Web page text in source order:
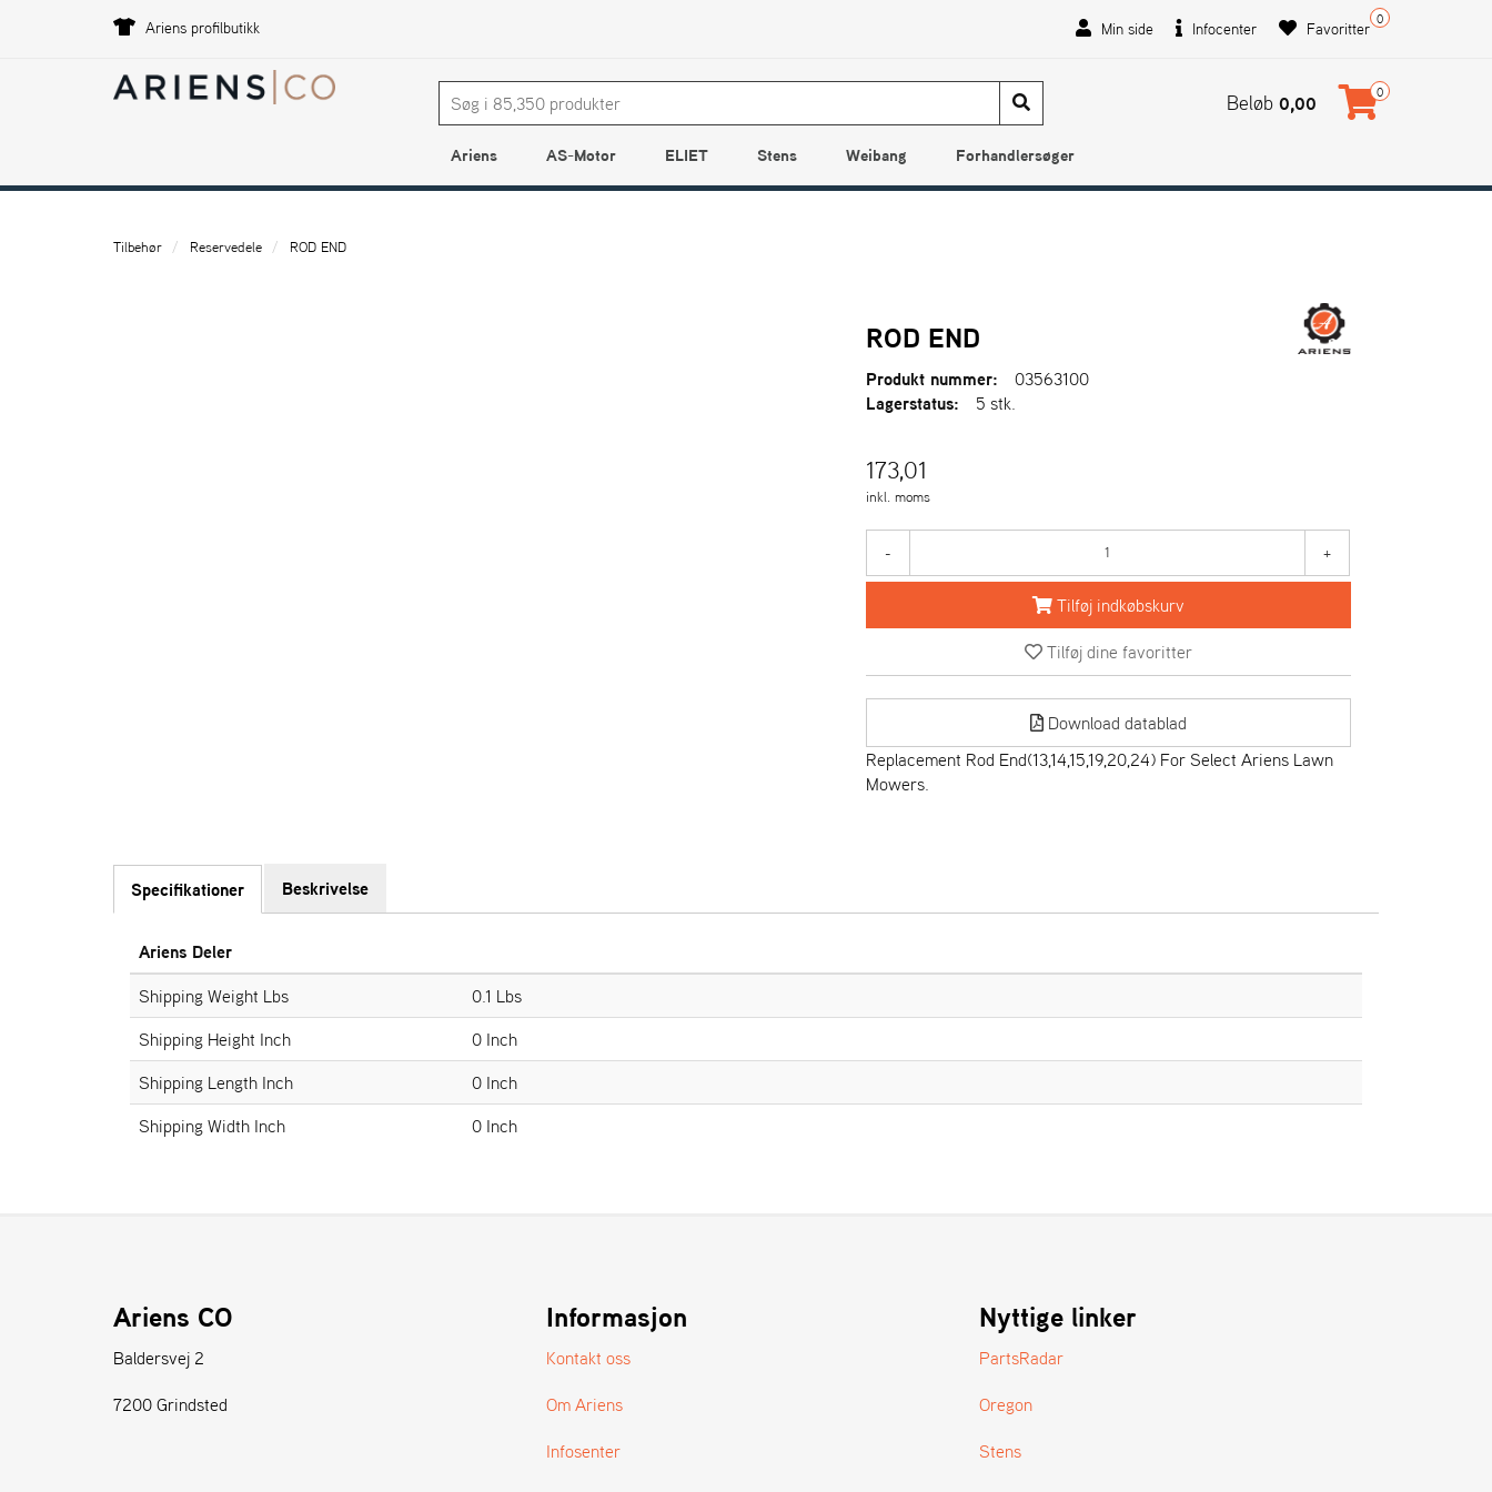
Ariens profilbutikk Min side Infocenter 0
Favoritter
Beløb 0,00 0
Ariens AS-Motor ELIET Stens Weibang Forhandlersøger
Tilbehør Reservedele ROD END
ROD END
Produkt nummer:
03563100
Lagerstatus:
5 stk.
173,01
inkl. moms
- +
Tilføj indkøbskurv
Tilføj dine favoritter
Download datablad
Replacement Rod End(13,14,15,19,20,24) For Select Ariens Lawn
Mowers.
Specifikationer Beskrivelse
Ariens Deler
Shipping Weight Lbs
0.1 Lbs
Shipping Height Inch
0 Inch
Shipping Length Inch
0 Inch
Shipping Width Inch
0 Inch
Ariens CO
Baldersvej 2
7200 Grindsted
Informasjon
Kontakt oss
Om Ariens
Infosenter
Nyttige linker
PartsRadar
Oregon
Stens